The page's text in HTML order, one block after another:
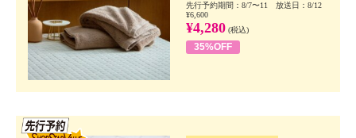
先行予約期間：8/7〜11 放送日：8/12
¥6,600
¥4,280 (税込)
35%OFF